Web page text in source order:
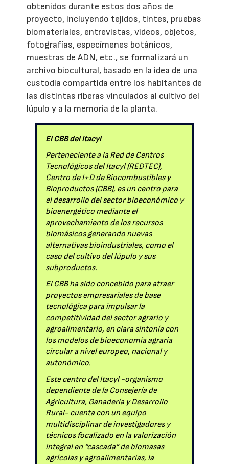
obtenidos durante estos dos años de
proyecto, incluyendo tejidos, tintes, pruebas
biomateriales, entrevistas, vídeos, objetos,
fotografías, especímenes botánicos,
muestras de ADN, etc., se formalizará un
archivo biocultural, basado en la idea de una
custodia compartida entre los habitantes de
las distintas riberas vinculados al cultivo del
lúpulo y a la memoria de la planta.
El CBB del Itacyl
Perteneciente a la Red de Centros
Tecnológicos del Itacyl (REDTEC),
Centro de I+D de Biocombustibles y
Bioproductos (CBB), es un centro para
el desarrollo del sector bioeconómico y
bioenergético mediante el
aprovechamiento de los recursos
biomásicos generando nuevas
alternativas bioindustriales, como el
caso del cultivo del lúpulo y sus
subproductos.
El CBB ha sido concebido para atraer
proyectos empresariales de base
tecnológica para impulsar la
competitividad del sector agrario y
agroalimentario, en clara sintonía con
los modelos de bioeconomía agraria
circular a nivel europeo, nacional y
autonómico.
Este centro del Itacyl -organismo
dependiente de la Consejería de
Agricultura, Ganadería y Desarrollo
Rural- cuenta con un equipo
multidisciplinar de investigadores y
técnicos focalizado en la valorización
integral en “cascada” de biomasas
agrícolas y agroalimentarias, la